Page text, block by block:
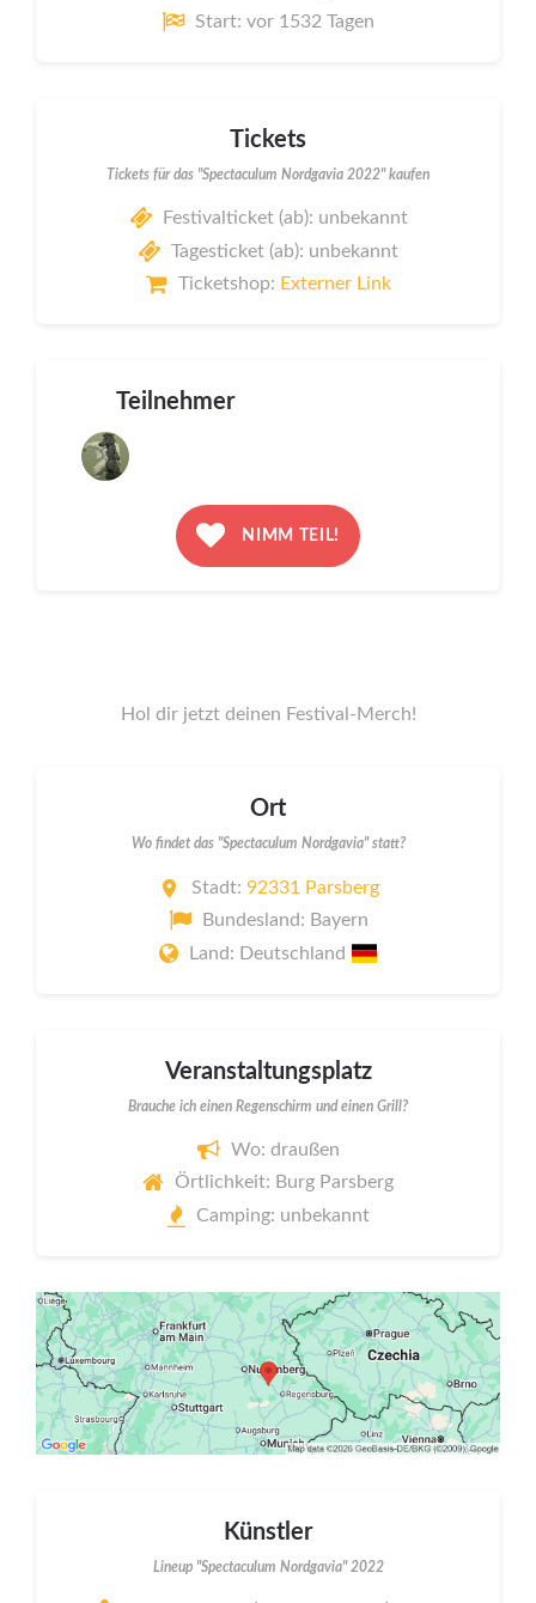
Start: vor 1532 Tagen
Tickets
Tickets für das "Spectaculum Nordgavia 2022" kaufen
Festivalticket (ab): unbekannt
Tagesticket (ab): unbekannt
Ticketshop: Externer Link
Teilnehmer
NIMM TEIL!
Hol dir jetzt deinen Festival-Merch!
Ort
Wo findet das "Spectaculum Nordgavia" statt?
Stadt: 92331 Parsberg
Bundesland: Bayern
Land: Deutschland
Veranstaltungsplatz
Brauche ich einen Regenschirm und einen Grill?
Wo: draußen
Örtlichkeit: Burg Parsberg
Camping: unbekannt
Künstler
Lineup "Spectaculum Nordgavia" 2022